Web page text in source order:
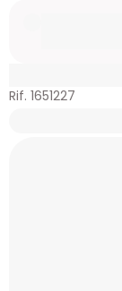
Rif. 1651227